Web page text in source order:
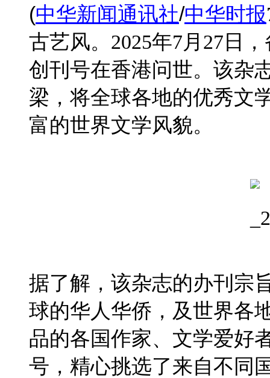
(中华新闻通讯社/中华时报
古艺风。2025年7月27日
创刊号在香港问世。该杂
梁，将全球各地的优秀文
富的世界文学风貌。
据了解，该杂志的办刊宗
球的华人华侨，及世界各
品的各国作家、文学爱好
号，精心挑选了来自不同